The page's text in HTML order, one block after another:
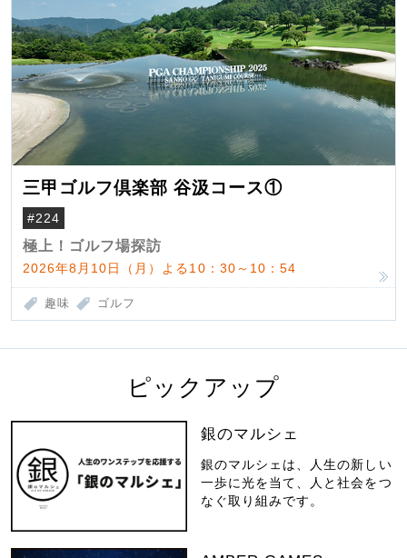
三甲ゴルフ倶楽部 谷汲コース①
#224
極上！ゴルフ場探訪
2026年8月10日（月）よる10：30～10：54
趣味 ゴルフ
ピックアップ
銀のマルシェ
銀のマルシェは、人生の新しい
一歩に光を当て、人と社会をつ
なぐ取り組みです。